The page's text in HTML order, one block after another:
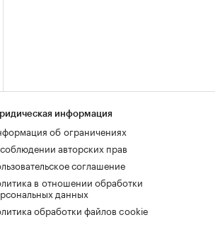
информация
об ограничениях
авторских прав
соглашение
в отношении обработки
данных
обработки файлов cookie